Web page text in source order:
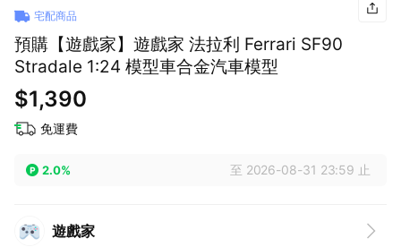
宅配商品
預購【遊戲家】遊戲家 法拉利 Ferrari SF90
Stradale 1:24 模型車合金汽車模型
$1,390
免運費
2.0% 至 2026-08-31 23:59 止
遊戲家